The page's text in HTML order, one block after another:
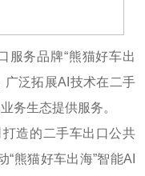
服务品牌“熊猫好车出
广泛拓展AI技术在二手
务生态提供服务。
造的二手车出口公共
熊猫好车出海”智能AI